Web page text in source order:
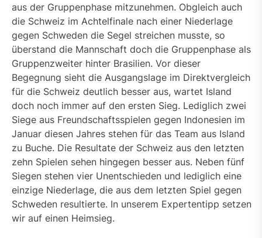
aus der Gruppenphase mitzunehmen. Obgleich auch
die Schweiz im Achtelfinale nach einer Niederlage
gegen Schweden die Segel streichen musste, so
überstand die Mannschaft doch die Gruppenphase als
Gruppenzweiter hinter Brasilien. Vor dieser
Begegnung sieht die Ausgangslage im Direktvergleich
für die Schweiz deutlich besser aus, wartet Island
doch noch immer auf den ersten Sieg. Lediglich zwei
Siege aus Freundschaftsspielen gegen Indonesien im
Januar diesen Jahres stehen für das Team aus Island
zu Buche. Die Resultate der Schweiz aus den letzten
zehn Spielen sehen hingegen besser aus. Neben fünf
Siegen stehen vier Unentschieden und lediglich eine
einzige Niederlage, die aus dem letzten Spiel gegen
Schweden resultierte. In unserem Expertentipp setzen
wir auf einen Heimsieg.